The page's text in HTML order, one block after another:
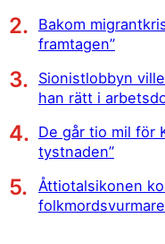
Bakom
framtagen”
Sionistlobbyn
han rätt i
De går tio mil för
tystnaden”
Åttiotalsikonen
folkmordsvurmare